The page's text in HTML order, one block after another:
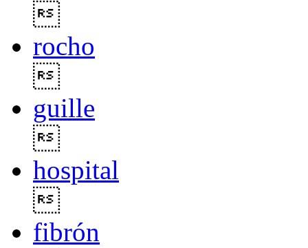
rocho
guille
hospital
fibrón